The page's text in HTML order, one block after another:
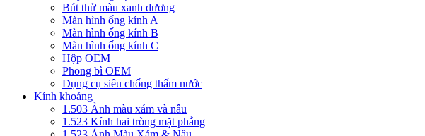
Bút thử màu xanh dương
Màn hình ống kính A
Màn hình ống kính B
Màn hình ống kính C
Hộp OEM
Phong bì OEM
Dụng cụ siêu chống thấm nước
Kính khoáng
1.503 Ảnh màu xám và nâu
1.523 Kính hai tròng mặt phẳng